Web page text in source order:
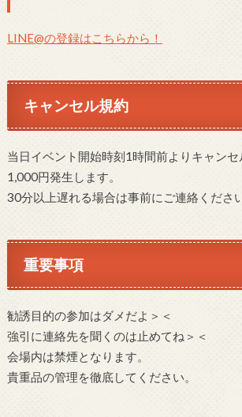
LINE@の登録はこちらから！
キャンセル規約
当日イベント開始時刻1時間前よりキャンセ
1,000円発生します。
30分以上遅れる場合は事前にご連絡ください
重要事項
勧誘目的の参加はダメだよ＞＜
強引に連絡先を聞くのは止めてね＞＜
会場内は禁煙となります。
貴重品の管理を徹底してください。